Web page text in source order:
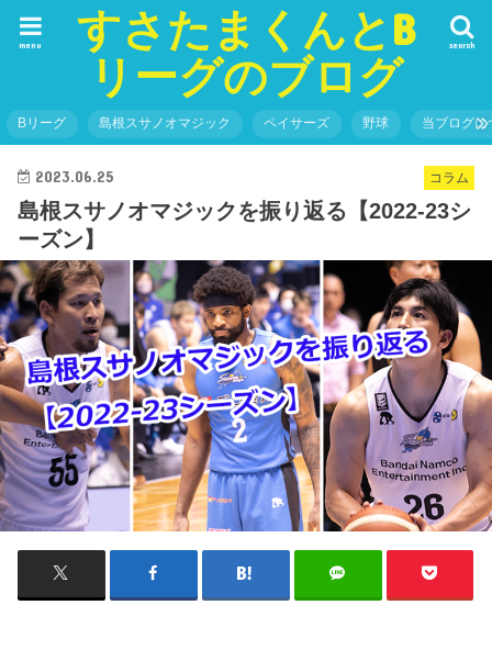
すさたまくんとB
リーグのブログ
search
menu
Bリーグ 島根スサノオマジック ペイサーズ 野球 当ブログに
コラム
2023.06.25
島根スサノオマジックを振り返る【2022-23シ
ーズン】